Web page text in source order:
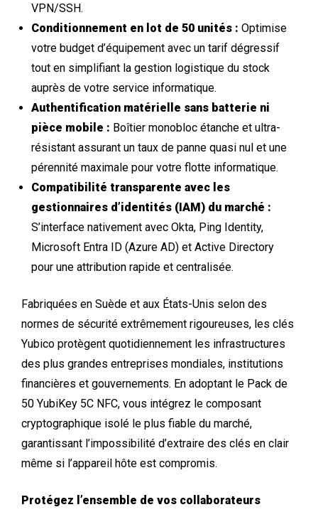
VPN/SSH.
Conditionnement en lot de 50 unités : Optimise
votre budget d’équipement avec un tarif dégressif
tout en simplifiant la gestion logistique du stock
auprès de votre service informatique.
Authentification matérielle sans batterie ni
pièce mobile : Boîtier monobloc étanche et ultra-
résistant assurant un taux de panne quasi nul et une
pérennité maximale pour votre flotte informatique.
Compatibilité transparente avec les
gestionnaires d’identités (IAM) du marché :
S’interface nativement avec Okta, Ping Identity,
Microsoft Entra ID (Azure AD) et Active Directory
pour une attribution rapide et centralisée.
Fabriquées en Suède et aux États-Unis selon des
normes de sécurité extrêmement rigoureuses, les clés
Yubico protègent quotidiennement les infrastructures
des plus grandes entreprises mondiales, institutions
financières et gouvernements. En adoptant le Pack de
50 YubiKey 5C NFC, vous intégrez le composant
cryptographique isolé le plus fiable du marché,
garantissant l’impossibilité d’extraire des clés en clair
même si l’appareil hôte est compromis.
Protégez l’ensemble de vos collaborateurs